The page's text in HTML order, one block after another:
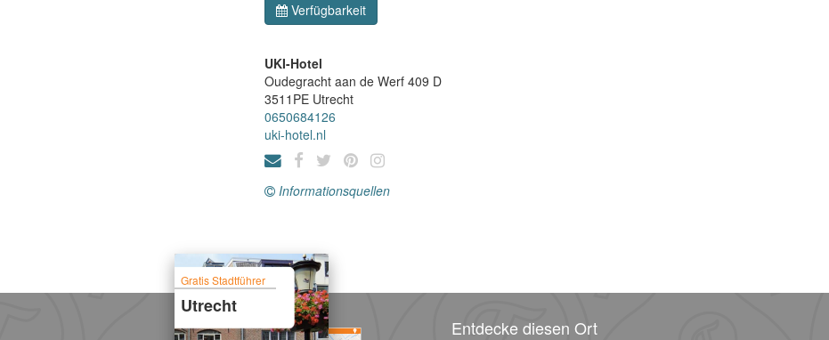
Verfügbarkeit
UKI-Hotel
Oudegracht aan de Werf 409 D
3511PE Utrecht
0650684126
uki-hotel.nl
Informationsquellen
Gratis Stadtführer
Utrecht
Entdecke diesen Ort